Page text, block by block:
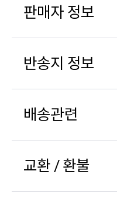
판매자 정보
반송지 정보
배송관련
교환 / 환불